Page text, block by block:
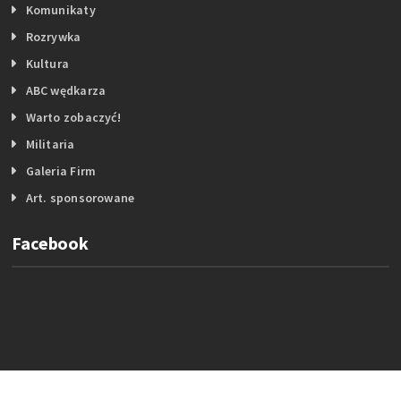
Komunikaty
Rozrywka
Kultura
ABC wędkarza
Warto zobaczyć!
Militaria
Galeria Firm
Art. sponsorowane
Facebook